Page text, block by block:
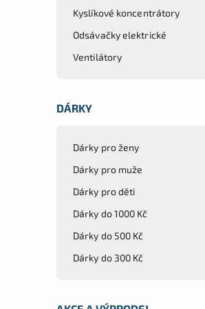
Kyslíkové koncentrátory
Odsávačky elektrické
Ventilátory
DÁRKY
Dárky pro ženy
Dárky pro muže
Dárky pro děti
Dárky do 1000 Kč
Dárky do 500 Kč
Dárky do 300 Kč